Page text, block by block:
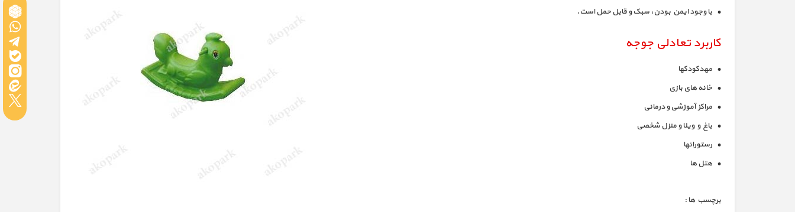
• با وجود ایمن بودن، سبک و قابل حمل است.
کاربرد تعادلی جوجه
• مهدکودکها
• خانه های بازی
• مراکز آموزشی و درمانی
• باغ و ویلا و منزل شخصی
• رستورانها
• هتل ها
برچسب ها :